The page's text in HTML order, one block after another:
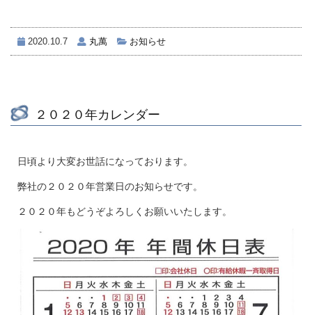
2020.10.7 丸萬 お知らせ
２０２０年カレンダー
日頃より大変お世話になっております。
弊社の２０２０年営業日のお知らせです。
２０２０年もどうぞよろしくお願いいたします。